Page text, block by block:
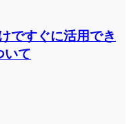
ですぐに活用でき
いて